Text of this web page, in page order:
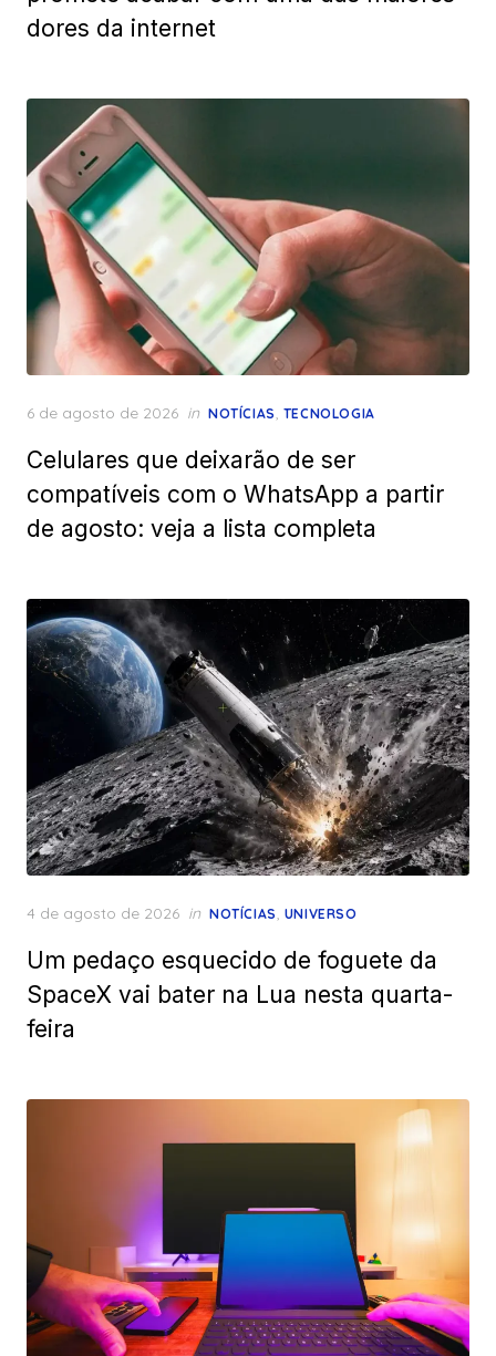
dores da internet
Posted
6 de agosto de 2026 in NOTÍCIAS, TECNOLOGIA
Celulares que deixarão de ser
compatíveis com o WhatsApp a partir
de agosto: veja a lista completa
Posted
4 de agosto de 2026 in NOTÍCIAS, UNIVERSO
Um pedaço esquecido de foguete da
SpaceX vai bater na Lua nesta quarta-
feira